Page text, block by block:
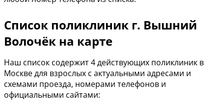
Список поликлиник г. Вышний
Волочёк на карте
Наш список содержит 4 действующих поликлиник в
Москве для взрослых с актуальными адресами и
схемами проезда, номерами телефонов и
официальными сайтами: